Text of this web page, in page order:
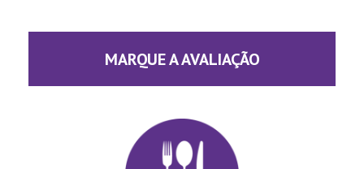
MARQUE A AVALIAÇÃO